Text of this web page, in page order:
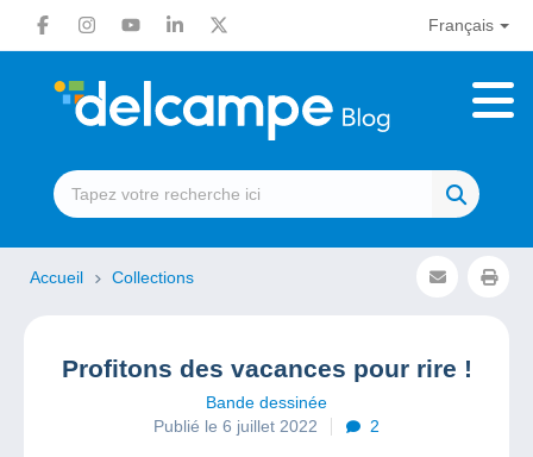
Français
Accueil Collections
Profitons des vacances pour rire !
Bande dessinée
Publié le 6 juillet 2022
2